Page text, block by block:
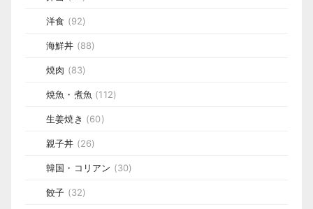
洋食 (92)
海鮮丼 (88)
焼肉 (83)
焼魚・煮魚 (112)
生姜焼き (60)
親子丼 (26)
韓国・コリアン (30)
餃子 (32)